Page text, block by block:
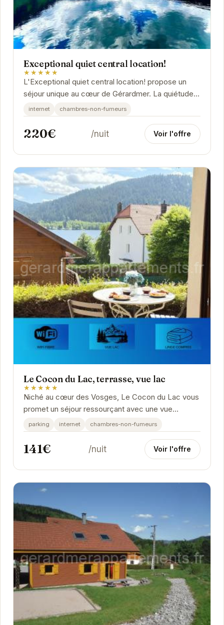
Exceptional quiet central location!
★★★★★
L'Exceptional quiet central location! propose un
séjour unique au cœur de Gérardmer. La quiétude
des lieux alliée à la proximité des...
internet chambres-non-fumeurs
220€ /nuit Voir l'offre
Le Cocon du Lac, terrasse, vue lac
★★★★★
Niché au cœur des Vosges, Le Cocon du Lac vous
promet un séjour ressourçant avec une vue
imprenable sur le lac de Gérardmer. Son
emplacement...
parking internet chambres-non-fumeurs
141€ /nuit Voir l'offre